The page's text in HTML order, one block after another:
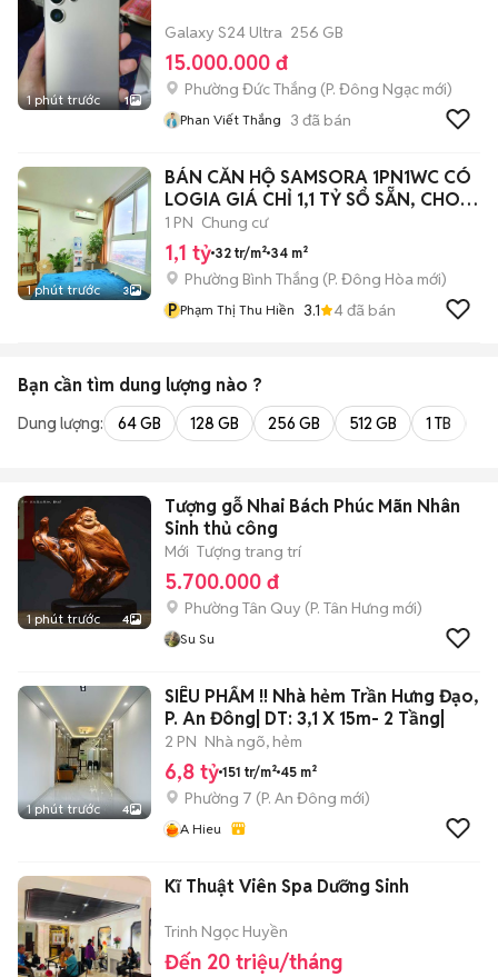
1 phút trước 1
Galaxy S24 Ultra 256 GB
15.000.000 đ
Phường Đức Thắng (P. Đông Ngạc mới)
Phan Viết Thắng 3 đã bán
1 phút trước 3
BÁN CĂN HỘ SAMSORA 1PN1WC CÓ
LOGIA GIÁ CHỈ 1,1 TỶ SỔ SẴN, CHO
VAY
1 PN Chung cư
1,1 tỷ 32 tr/m² 34 m²
Phường Bình Thắng (P. Đông Hòa mới)
P Phạm Thị Thu Hiền 3.1 4đã bán
Bạn cần tìm dung lượng nào ?
Dung lượng: 64 GB 128 GB 256 GB 512 GB 1 TB
1 phút trước 4
Tượng gỗ Nhai Bách Phúc Mãn Nhân
Sinh thủ công
Mới Tượng trang trí
5.700.000 đ
Phường Tân Quy (P. Tân Hưng mới)
Su Su
1 phút trước 4
SIÊU PHẨM !! Nhà hẻm Trần Hưng Đạo,
P. An Đông| DT: 3,1 X 15m- 2 Tầng|
2 PN Nhà ngõ, hẻm
6,8 tỷ 151 tr/m² 45 m²
Phường 7 (P. An Đông mới)
A Hieu
Kĩ Thuật Viên Spa Dưỡng Sinh
Trinh Ngọc Huyền
Đến 20 triệu/tháng